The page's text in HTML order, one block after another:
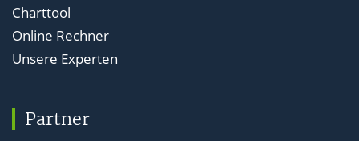
Charttool
Online Rechner
Unsere Experten
Partner